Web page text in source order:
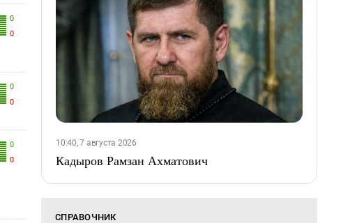
0
0
0
0
0
0
10:40, 7 августа 2026
Кадыров Рамзан Ахматович
СПРАВОЧНИК